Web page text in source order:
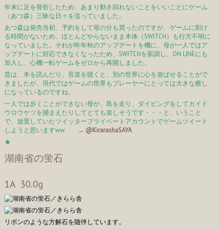
年末に足を骨折したため、あまり動き回れないことをいいことにゲーム
（あつ森）三昧な日々を送っていました。
あつ森は発売当初、予約をして母の分も買ったのですが、ゲームに割け
る時間がないため、ほとんどやらないまま本体（SWITCH）も行方不明に
なっていました。それが昨年秋のアップデートを機に、母が一人ではア
ップデートに対応できなくなったため、SWITCHを新調し、ON LINEにも
加入し、心機一転ゲームをゼロから再開しました。
昔は、本を読んだり、音楽を聴くと、別の世界に心を遊ばせることがで
きましたが、現代ではゲームの世界もプレーヤーにとっては大きな癒し
になっているのですね。
一人では歩くことができない母が、島を走り、ダイビングをしてカイド
ウロウケツを捕まえたりしてとても楽しそうです・・・と、いうこと
で、放置していたツイッタープライベートアカウントでゲームツイート
しようと思いますww → @KirarashaSAYA
★
湖南省の蛍石
1A 30.0g
リボンのような方解石を随伴しています。